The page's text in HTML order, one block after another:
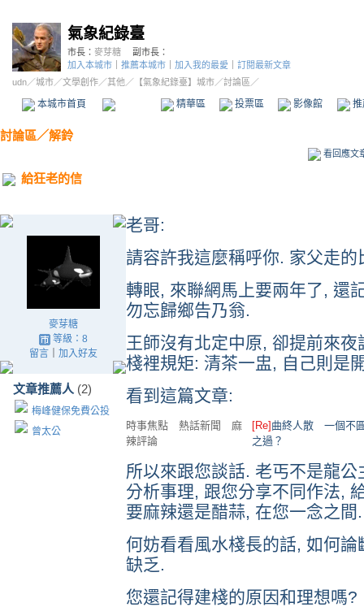
氣象紀錄臺
市長： 麥芽糖
副市長：
加入本城市
推薦本城市 加入我的最愛
訂閱最新文章
udn／城市／文學創作／其他 ／ 【氣象紀錄臺】城市／討論區／
本城市首頁 精華區 投票區 影像館
討論區／解鈴
看回應文
給狂老的信
麥芽糖
等級：8
留言｜ 加入好友
文章推薦人 (2)
梅峰健保免費公投
曾太公
老哥:
請容許我這麼稱呼你. 家父走
轉眼, 來聯網馬上要兩年了, 還
勿忘歸鄉告乃翁.
王師沒有北定中原, 卻提前來
棧裡規矩: 清茶一盅, 自己則是
看到這篇文章:
時事焦點 熱話新聞 麻
辣評論
[Re] 曲終人散 一個不
之過？
所以來跟您談話. 老丐不是龍
分析事理, 跟您分享不同作法,
要麻辣還是醋蒜, 在您一念之間.
何妨看看風水棧長的話, 如何論
缺乏.
您還記得建棧的原因和理想嗎?